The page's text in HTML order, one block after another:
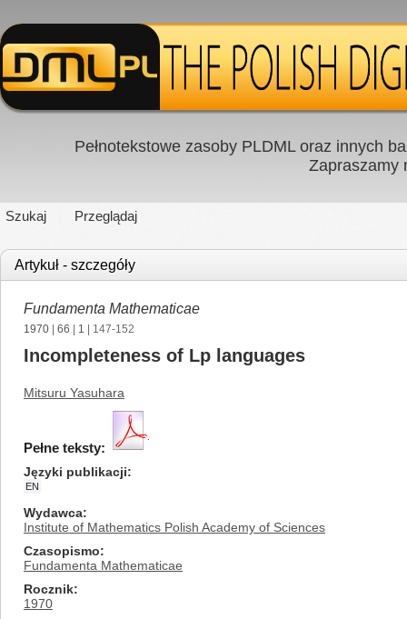
Pełnotekstowe zasoby PLDML oraz innych
Zapraszamy
Szukaj Przeglądaj
Artykuł - szczegóły
Fundamenta Mathematicae
1970 66 1 | 147-152
Incompleteness of Lp languages
Mitsuru Yasuhara
Pełne teksty:
Języki publikacji
EN
Wydawca
Institute of Mathematics Polish Academy of Sciences
Czasopismo
Fundamenta Mathematicae
Rocznik
1970